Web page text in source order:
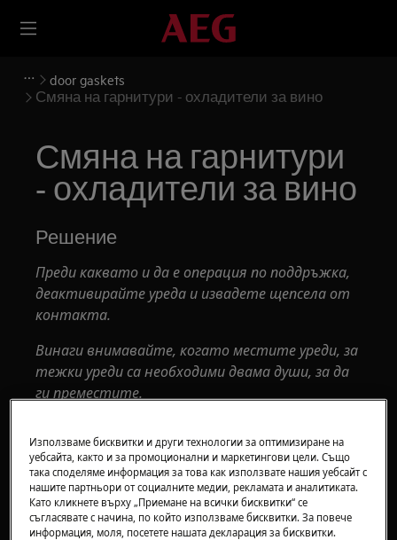
door gaskets
Смяна на гарнитури - охладители за вино
Смяна на гарнитури
- охладители за вино
Решение
Преди каквато и да е операция по поддръжка,
деактивирайте уреда и извадете щепсела от
контакта.
Винаги внимавайте, когато местите уреди, за
тежки уреди са необходими двама души, за да
ги преместите.
затворени обувки.
Моля, имайте предвид, че самостоятелният
ремонт или непрофесионалният ремонт може
да има последици за безопасността, ако не се
Използваме бисквитки и други технологии за оптимизиране на
уебсайта, както и за промоционални и маркетингови цели. Също
така споделяме информация за това как използвате нашия уебсайт с
нашите партньори от социалните медии, рекламата и аналитиката.
Като кликнете върху „Приемане на всички бисквитки“ се
съгласявате с начина, по който използваме бисквитки. За повече
информация, моля, посетете нашата декларация за бисквитки.